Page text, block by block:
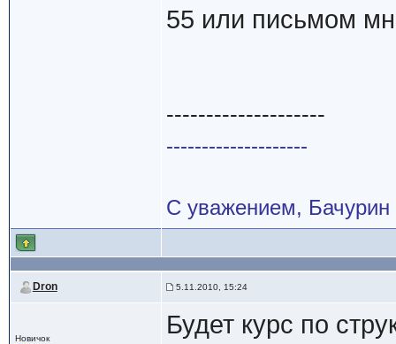
55 или письмом
--------------------
--------------------
С уважением,
Dron 5.11.2010, 15:24
Новичок
Будет курс по